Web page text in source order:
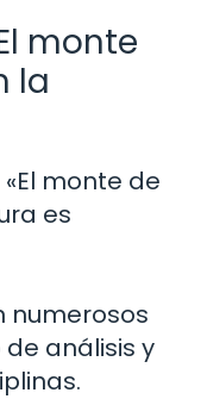
monte
la
monte de
es
numerosos
análisis y